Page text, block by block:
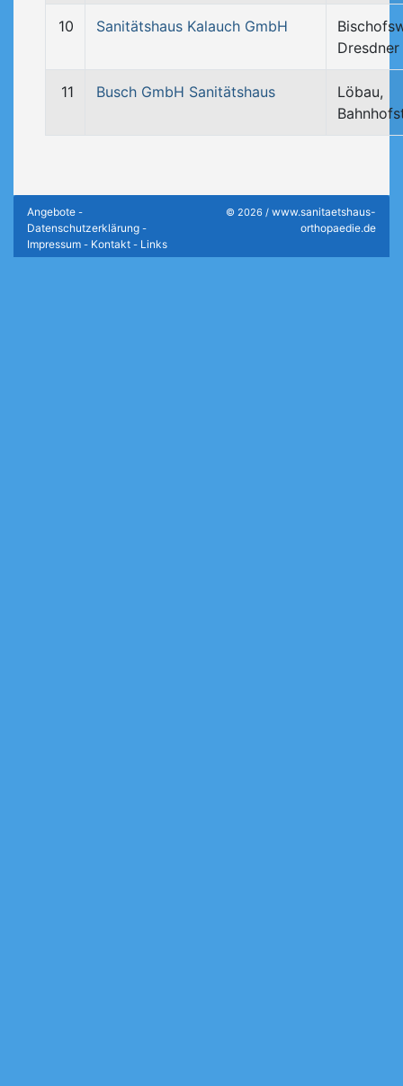
10 Sanitätshaus Kalauch GmbH
Dresdner
11 Busch GmbH Sanitätshaus
Löbau,
Angebote -
Datenschutzerklärung -
Impressum - Kontakt - Links
© 2026 / www.sanitaetshaus-
orthopaedie.de